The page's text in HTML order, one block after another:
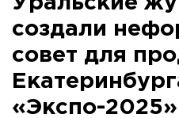
создали
совет для
«Экспо-2025»